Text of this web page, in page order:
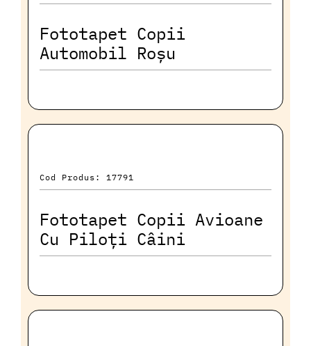
Fototapet Copii
Automobil Roșu
Cod Produs: 17791
Fototapet Copii Avioane
Cu Piloți Câini